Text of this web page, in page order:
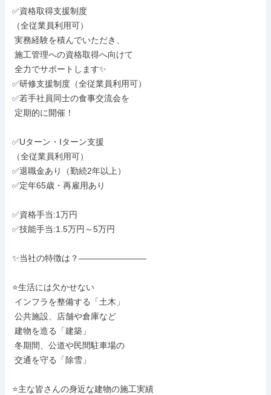
✅資格取得支援制度
（全従業員利用可）
✅研修支援制度（全従業員利用可）
✅若手社員同士の食事交流会を
✅Uターン・Iターン支援
（全従業員利用可）
✅退職金あり（勤続2年以上）
✅定年65歳・再雇用あり
✅資格手当:1万円
✅技能手当:1.5万円～5万円
✨当社の特徴は？――――――――
⭐生活には欠かせない
⭐主な皆さんの身近な建物の施工実績